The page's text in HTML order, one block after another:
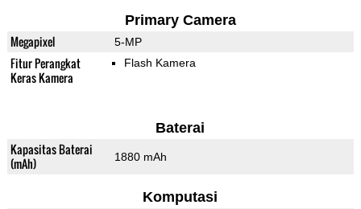
Primary Camera
Megapixel 5-MP
Fitur Perangkat
Keras Kamera
Flash Kamera
Baterai
Kapasitas Baterai
(mAh)
1880 mAh
Komputasi